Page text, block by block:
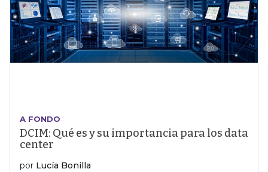
A FONDO
DCIM: Qué es y su importancia para los data
center
por Lucía Bonilla